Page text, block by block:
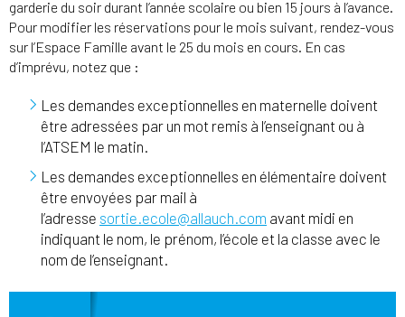
garderie du soir durant l’année scolaire ou bien 15 jours à l’avance.
Pour modifier les réservations pour le mois suivant, rendez-vous
sur l’Espace Famille avant le 25 du mois en cours. En cas
d’imprévu, notez que :
Les demandes exceptionnelles en maternelle doivent
être adressées par un mot remis à l’enseignant ou à
l’ATSEM le matin.
Les demandes exceptionnelles en élémentaire doivent
être envoyées par mail à
l’adresse sortie.ecole@allauch.com avant midi en
indiquant le nom, le prénom, l’école et la classe avec le
nom de l’enseignant.